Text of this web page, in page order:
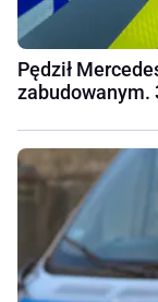
Pędził
zabudowanym.